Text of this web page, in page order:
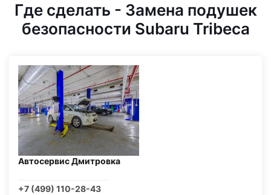
Где сделать - Замена подушек
безопасности Subaru Tribeca
Автосервис Дмитровка
+7 (499) 110-28-43